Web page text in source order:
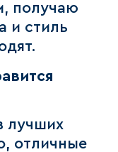
получаю
и стиль
лучших
отличные